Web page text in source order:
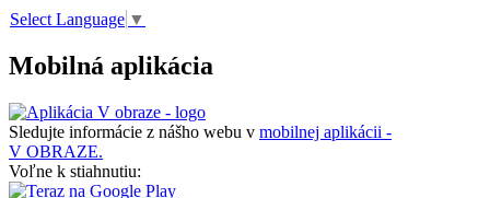
Select Language ▼
Mobilná aplikácia
Sledujte informácie z nášho webu v mobilnej aplikácii -
V OBRAZE.
Voľne k stiahnutiu: